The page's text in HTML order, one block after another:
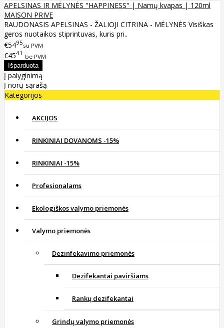
APELSINAS IR MĖLYNĖS "HAPPINESS" | Namų kvapas | 120ml
MAISON PRIVE
RAUDONASIS APELSINAS - ŽALIOJI CITRINA - MĖLYNĖS Visiškas
geros nuotaikos stiprintuvas, kuris pri..
€5495su PVM
€4541 be PVM
Į palyginimą
Į norų sąrašą
Kategorijos
AKCIJOS
RINKINIAI DOVANOMS -15%
RINKINIAI -15%
Profesionalams
Ekologiškos valymo priemonės
Valymo priemonės
Dezinfekavimo priemonės
Dezifekantai paviršiams
Rankų dezifekantai
Grindų valymo priemonės